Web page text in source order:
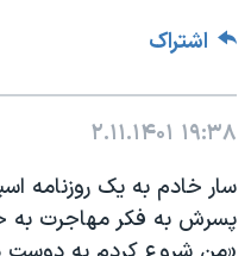
اشتراک
۱۹:۳۸ ۲.۱۱.۱۴۰۱
سار خادم به یک روزنامه
پسرش به فکر مهاجرت به